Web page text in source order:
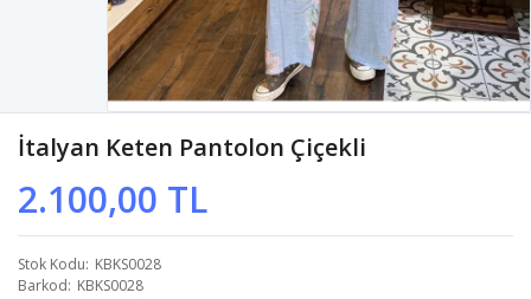
İtalyan Keten Pantolon Çiçekli
2.100,00 TL
Stok Kodu KBKS0028
Barkod KBKS0028